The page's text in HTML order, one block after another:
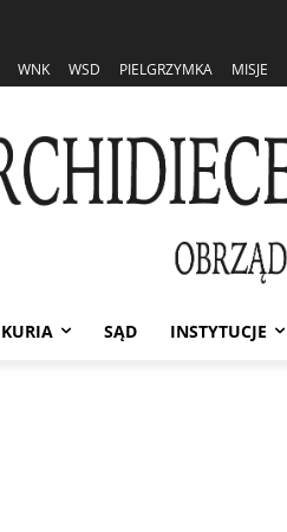
WNK WSD PIELGRZYMKA MISJE
KURIA SĄD INSTYTUCJE